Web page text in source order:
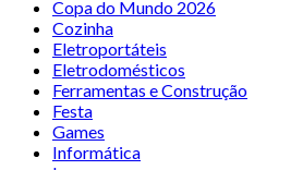
Copa do Mundo 2026
Cozinha
Eletroportáteis
Eletrodomésticos
Ferramentas e Construção
Festa
Games
Informática